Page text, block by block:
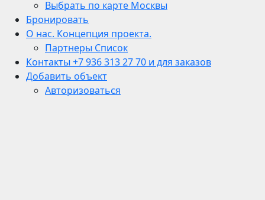
Выбрать по карте Москвы
Бронировать
О нас. Концепция проекта.
Партнеры Список
Контакты +7 936 313 27 70 и для заказов
Добавить объект
Авторизоваться